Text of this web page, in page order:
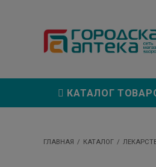
КАТАЛОГ
ГЛАВНАЯ КАТАЛОГ